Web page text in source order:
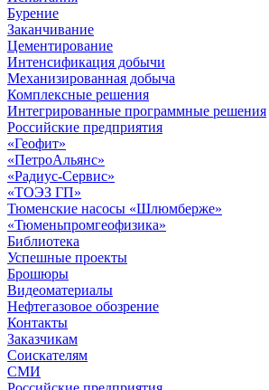
Бурение
Заканчивание
Цементирование
Интенсификация добычи
Механизированная добыча
Комплексные решения
Интегрированные программные решения
Российские предприятия
«Геофит»
«ПетроАльянс»
«Радиус-Сервис»
«ТОЭЗ ГП»
Тюменские насосы «Шлюмберже»
«Тюменьпромгеофизика»
Библиотека
Успешные проекты
Брошюры
Видеоматериалы
Нефтегазовое обозрение
Контакты
Заказчикам
Соискателям
СМИ